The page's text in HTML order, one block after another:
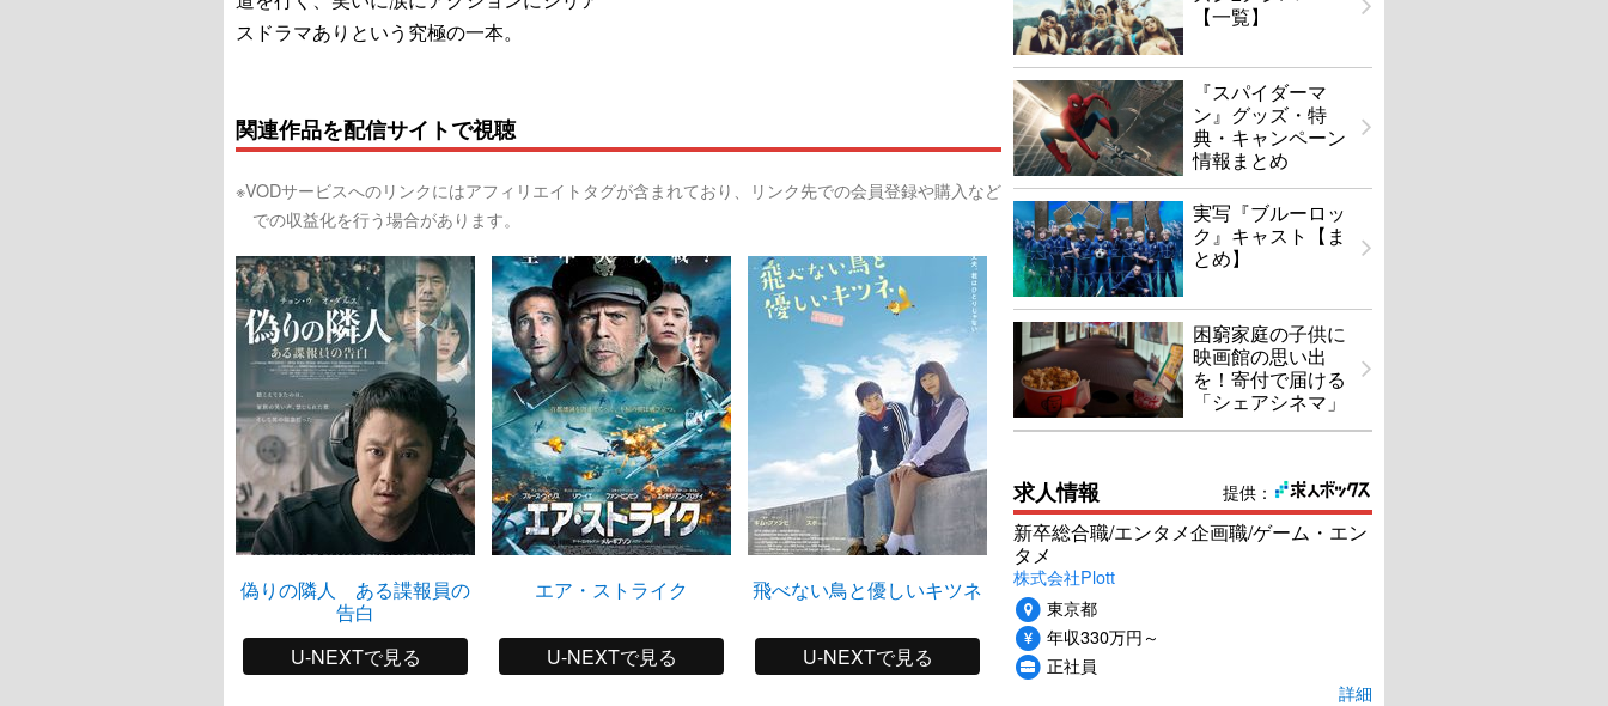
スドラマありという究極の一本。
関連作品を配信サイトで視聴
※VODサービスへのリンクにはアフィリエイトタグが含まれており、リンク先での会員登録や購入など
での収益化を行う場合があります。
偽りの隣人 ある諜報員の
告白
U-NEXTで見る
エア・ストライク
U-NEXTで見る
飛べない鳥と優しいキツネ
U-NEXTで見る
第3の愛
U-NEXTで見る
【一覧】
『スパイダーマ
ン』グッズ・特
典・キャンペーン
情報まとめ
実写『ブルーロッ
ク』キャスト【ま
とめ】
困窮家庭の子供に
映画館の思い出
を！寄付で届ける
「シェアシネマ」
提供：
求人情報
新卒総合職/エンタメ企画職/ゲーム・エン
タメ
株式会社Plott
東京都
年収330万円～
正社員
詳細